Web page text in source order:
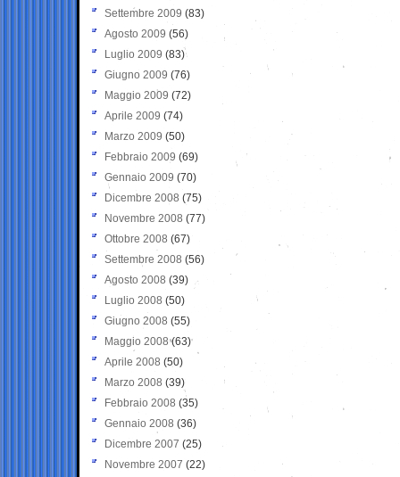
Settembre 2009 (83)
Agosto 2009 (56)
Luglio 2009 (83)
Giugno 2009 (76)
Maggio 2009 (72)
Aprile 2009 (74)
Marzo 2009 (50)
Febbraio 2009 (69)
Gennaio 2009 (70)
Dicembre 2008 (75)
Novembre 2008 (77)
Ottobre 2008 (67)
Settembre 2008 (56)
Agosto 2008 (39)
Luglio 2008 (50)
Giugno 2008 (55)
Maggio 2008(63)
Aprile 2008 (50)
Marzo 2008 (39)
Febbraio 2008 (35)
Gennaio 2008 (36)
Dicembre 2007 (25)
Novembre 2007 (22)